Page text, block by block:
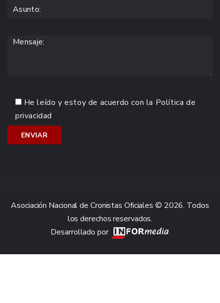
He leído y estoy de acuerdo con la Política de
privacidad
Asociación Nacional de Cronistas Oficiales © 2026. Todos
los derechos reservados.
Desarrollado por